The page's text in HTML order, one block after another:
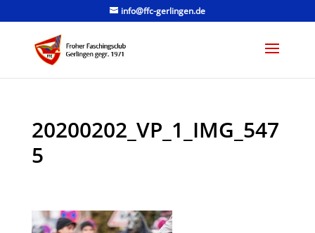
info@ffc-gerlingen.de
20200202_VP_1_IMG_547
5